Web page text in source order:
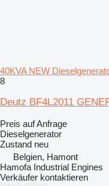
40KVA NEW
8
Deutz BF4L2011
Preis auf Anfrage
Dieselgenerator
Zustand neu
Belgien, Hamont
Hamofa Industrial Engines
Verkäufer kontaktieren